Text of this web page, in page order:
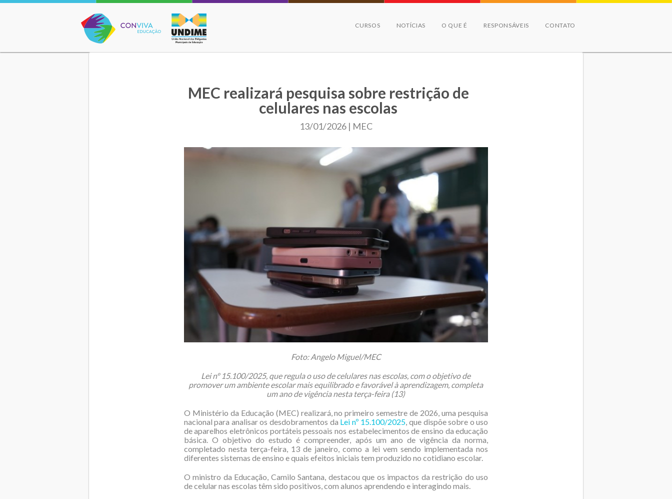
Conviva Educação
CURSOS NOTÍCIAS O QUE É RESPONSÁVEIS CONTATO
MEC realizará pesquisa sobre restrição de
celulares nas escolas
13/01/2026 | MEC
Foto: Angelo Miguel/MEC
Lei nº 15.100/2025, que regula o uso de celulares nas escolas, com o objetivo de
promover um ambiente escolar mais equilibrado e favorável à aprendizagem, completa
um ano de vigência nesta terça-feira (13)
O Ministério da Educação (MEC) realizará, no primeiro semestre de 2026, uma pesquisa
nacional para analisar os desdobramentos da Lei nº 15.100/2025 , que dispõe sobre o uso
de aparelhos eletrônicos portáteis pessoais nos estabelecimentos de ensino da educação
básica. O objetivo do estudo é compreender, após um ano de vigência da norma,
completado nesta terça-feira, 13 de janeiro, como a lei vem sendo implementada nos
diferentes sistemas de ensino e quais efeitos iniciais tem produzido no cotidiano escolar.
O ministro da Educação, Camilo Santana, destacou que os impactos da restrição do uso
de celular nas escolas têm sido positivos, com alunos aprendendo e interagindo mais.